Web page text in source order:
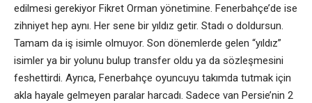
edilmesi gerekiyor Fikret Orman yönetimine. Fenerbahçe’de ise
zihniyet hep aynı. Her sene bir yıldız getir. Stadı o doldursun.
Tamam da iş isimle olmuyor. Son dönemlerde gelen “yıldız”
isimler ya bir yolunu bulup transfer oldu ya da sözleşmesini
feshettirdi. Ayrıca, Fenerbahçe oyuncuyu takımda tutmak için
akla hayale gelmeyen paralar harcadı. Sadece van Persie’nin 2